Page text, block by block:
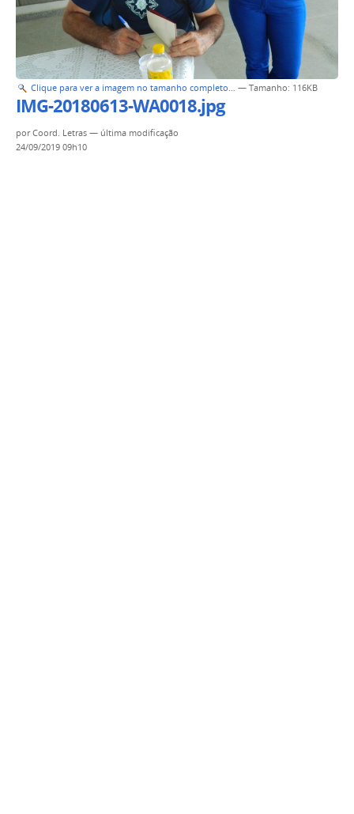
Clique para ver a imagem no tamanho completo… — Tamanho: 116KB
IMG-20180613-WA0018.jpg
porCoord. Letras — última modificação
24/09/2019 09h10